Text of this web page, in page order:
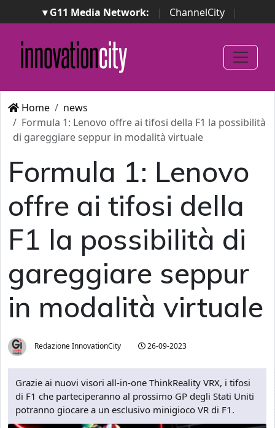
▾ G11 Media Network: | ChannelCity
|
ImpresaCity | SecurityOpenLab | Italian Channel
Awards
Italian Project Awards
Italian Security
Awards
Home
news
Formula 1: Lenovo offre ai tifosi della F1 la possibilità
di gareggiare seppur in modalità virtuale
Formula 1: Lenovo
offre ai tifosi della
F1 la possibilità di
gareggiare seppur
in modalità virtuale
Redazione InnovationCity 26-09-2023
Grazie ai nuovi visori all-in-one ThinkReality VRX, i tifosi
di F1 che parteciperanno al prossimo GP degli Stati Uniti
potranno giocare a un esclusivo minigioco VR di F1.